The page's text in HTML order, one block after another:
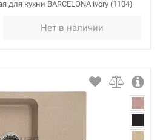
для кухни BARCELONA ivory (1104)
Нет в наличии